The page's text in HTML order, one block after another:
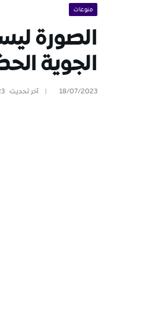
منوعات
الصورة
الجوية
18/07/2023 آخر تحديث: